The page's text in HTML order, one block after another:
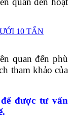
10 TẤN
quan đến phù
tham khảo của
được tư vấn